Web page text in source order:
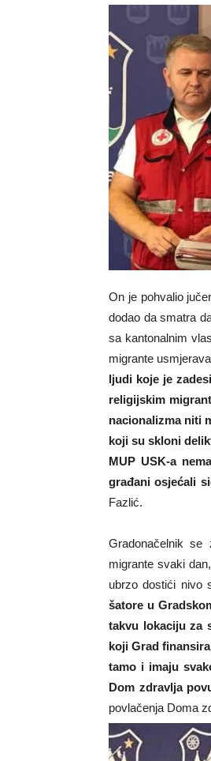
On je pohvalio
dodao da smatra
sa kantonalnim
migrante
ljudi koje je
religijskim
nacionalizma niti
koji su skloni
MUP USK-a
građani osjećali
Fazlić.
Gradonačelnik se
migrante svaki
ubrzo dostići nivo
šatore u
takvu lokaciju za
koji Grad
tamo i imaju
Dom zdravlja
povlačenja Doma